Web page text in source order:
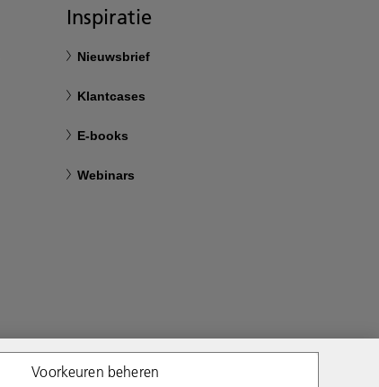
Inspiratie
Nieuwsbrief
Klantcases
E-books
Webinars
Voorkeuren beheren